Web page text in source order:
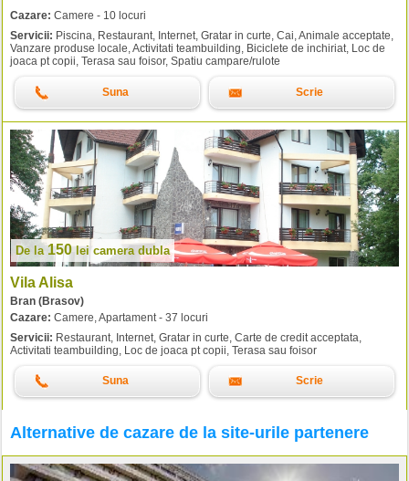
Cazare: Camere - 10 locuri
Servicii: Piscina, Restaurant, Internet, Gratar in curte, Cai, Animale acceptate,
Vanzare produse locale, Activitati teambuilding, Biciclete de inchiriat, Loc de
joaca pt copii, Terasa sau foisor, Spatiu campare/rulote
Suna Scrie
De la150lei camera dubla
Vila Alisa
Bran (Brasov)
Cazare: Camere, Apartament - 37 locuri
Servicii: Restaurant, Internet, Gratar in curte, Carte de credit acceptata,
Activitati teambuilding, Loc de joaca pt copii, Terasa sau foisor
Suna Scrie
Alternative de cazare de la site-urile partenere